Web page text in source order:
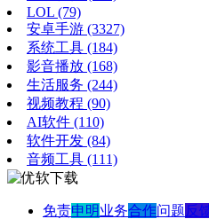
LOL (79)
安卓手游 (3327)
系统工具 (184)
影音播放 (168)
生活服务 (244)
视频教程 (90)
AI软件 (110)
软件开发 (84)
音频工具 (111)
免责申明业务合作问题反